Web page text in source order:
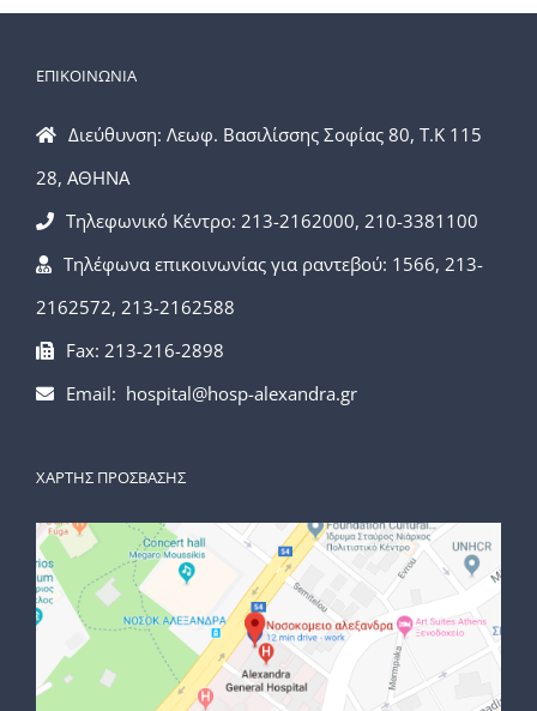
ΕΠΙΚΟΙΝΩΝΙΑ
Διεύθυνση: Λεωφ. Βασιλίσσης Σοφίας 80, Τ.Κ 115
28, ΑΘΗΝΑ
Τηλεφωνικό Κέντρο: 213-2162000, 210-3381100
Τηλέφωνα επικοινωνίας για ραντεβού: 1566, 213-
2162572, 213-2162588
Fax: 213-216-2898
Email: hospital@hosp-alexandra.gr
ΧΑΡΤΗΣ ΠΡΟΣΒΑΣΗΣ